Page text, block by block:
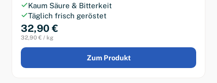
Kaum Säure & Bitterkeit
Täglich frisch geröstet
32,90 €
32,90 € / kg
Zum Produkt